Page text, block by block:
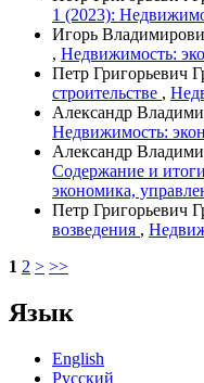
1 (2023):
Игорь
, Недвижимость:
Петр Григорьевич
строительстве ,
Александр
Недвижимость:
Александр
Содержание и
экономика,
Петр Григорьевич
возведения ,
1 2 > >>
Язык
English
Русский